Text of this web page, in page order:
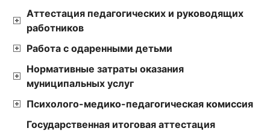
Аттестация педагогических и руководящих
работников
Работа с одаренными детьми
Нормативные затраты оказания
муниципальных услуг
Психолого-медико-педагогическая комиссия
Государственная итоговая аттестация